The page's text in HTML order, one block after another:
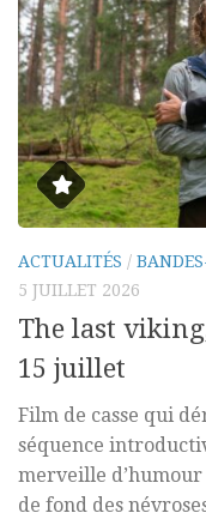
ACTUALITÉS /
5 JUILLET 2026
The last
15 juillet
Film de casse qui
séquence
merveille
de fond des